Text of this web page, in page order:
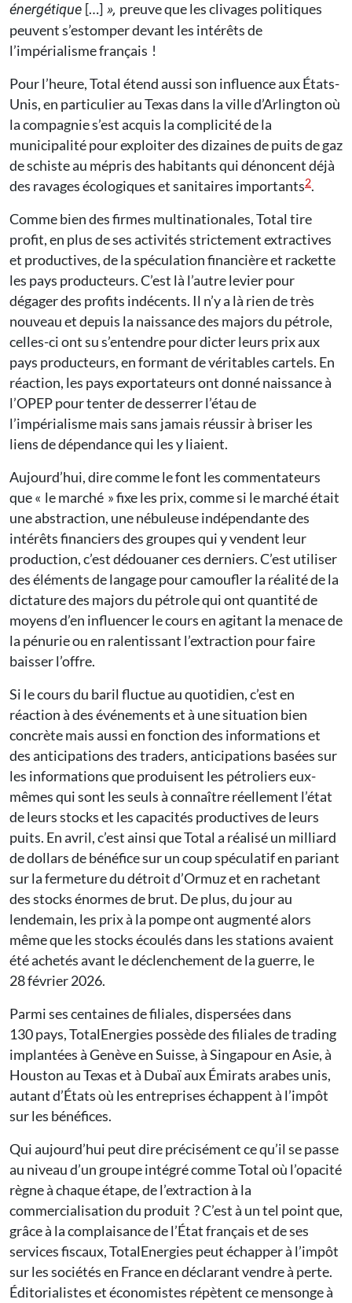
énergétique […] », preuve que les clivages politiques
peuvent s’estomper devant les intérêts de
l’impérialisme français !
Pour l’heure, Total étend aussi son influence aux États-
Unis, en particulier au Texas dans la ville d’Arlington où
la compagnie s’est acquis la complicité de la
municipalité pour exploiter des dizaines de puits de gaz
de schiste au mépris des habitants qui dénoncent déjà
des ravages écologiques et sanitaires importants2.
Comme bien des firmes multinationales, Total tire
profit, en plus de ses activités strictement extractives
et productives, de la spéculation financière et rackette
les pays producteurs. C’est là l’autre levier pour
dégager des profits indécents. Il n’y a là rien de très
nouveau et depuis la naissance des majors du pétrole,
celles-ci ont su s’entendre pour dicter leurs prix aux
pays producteurs, en formant de véritables cartels. En
réaction, les pays exportateurs ont donné naissance à
l’OPEP pour tenter de desserrer l’étau de
l’impérialisme mais sans jamais réussir à briser les
liens de dépendance qui les y liaient.
Aujourd’hui, dire comme le font les commentateurs
que « le marché » fixe les prix, comme si le marché était
une abstraction, une nébuleuse indépendante des
intérêts financiers des groupes qui y vendent leur
production, c’est dédouaner ces derniers. C’est utiliser
des éléments de langage pour camoufler la réalité de la
dictature des majors du pétrole qui ont quantité de
moyens d’en influencer le cours en agitant la menace de
la pénurie ou en ralentissant l’extraction pour faire
baisser l’offre.
Si le cours du baril fluctue au quotidien, c’est en
réaction à des événements et à une situation bien
concrète mais aussi en fonction des informations et
des anticipations des traders, anticipations basées sur
les informations que produisent les pétroliers eux-
mêmes qui sont les seuls à connaître réellement l’état
de leurs stocks et les capacités productives de leurs
puits. En avril, c’est ainsi que Total a réalisé un milliard
de dollars de bénéfice sur un coup spéculatif en pariant
sur la fermeture du détroit d’Ormuz et en rachetant
des stocks énormes de brut. De plus, du jour au
lendemain, les prix à la pompe ont augmenté alors
même que les stocks écoulés dans les stations avaient
été achetés avant le déclenchement de la guerre, le
28 février 2026.
Parmi ses centaines de filiales, dispersées dans
130 pays, TotalEnergies possède des filiales de trading
implantées à Genève en Suisse, à Singapour en Asie, à
Houston au Texas et à Dubaï aux Émirats arabes unis,
autant d’États où les entreprises échappent à l’impôt
sur les bénéfices.
Qui aujourd’hui peut dire précisément ce qu’il se passe
au niveau d’un groupe intégré comme Total où l’opacité
règne à chaque étape, de l’extraction à la
commercialisation du produit ? C’est à un tel point que,
grâce à la complaisance de l’État français et de ses
services fiscaux, TotalEnergies peut échapper à l’impôt
sur les sociétés en France en déclarant vendre à perte.
Éditorialistes et économistes répètent ce mensonge à